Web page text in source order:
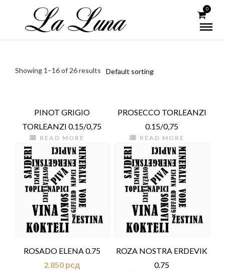
0
Showing 1–16 of 26 results
PINOT GRIGIO
TORLEANZI 0.15/0,75
READ MORE
PROSECCO TORLEANZI
0.15/0,75
READ MORE
ROSADO ELENA 0.75
2.850 рсд
ROZA NOSTRA ERDEVIK
0.75